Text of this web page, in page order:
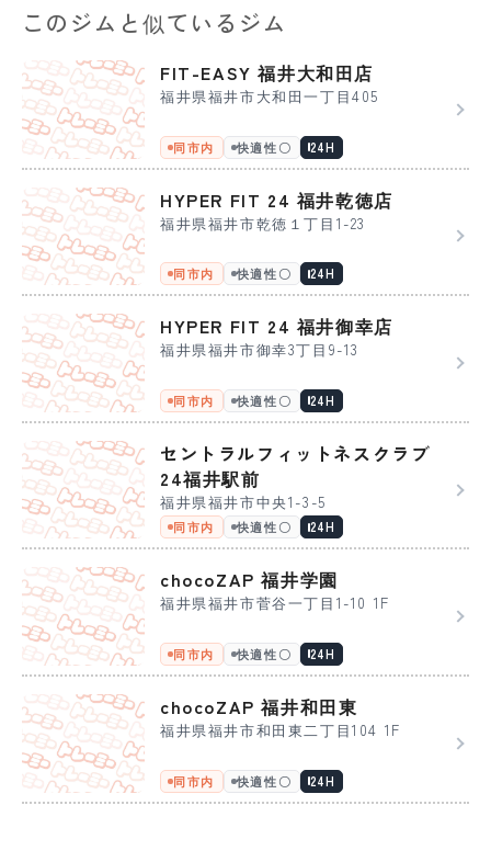
このジムと似ているジム
FIT-EASY 福井大和田店
福井県福井市大和田一丁目405
同市内 快適性〇 24H
HYPER FIT 24 福井乾徳店
福井県福井市乾徳１丁目1-23
同市内 快適性〇 24H
HYPER FIT 24 福井御幸店
福井県福井市御幸3丁目9-13
同市内 快適性〇 24H
セントラルフィットネスクラブ
24福井駅前
福井県福井市中央1-3-5
同市内 快適性〇 24H
chocoZAP 福井学園
福井県福井市菅谷一丁目1-10 1F
同市内 快適性〇 24H
chocoZAP 福井和田東
福井県福井市和田東二丁目104 1F
同市内 快適性〇 24H